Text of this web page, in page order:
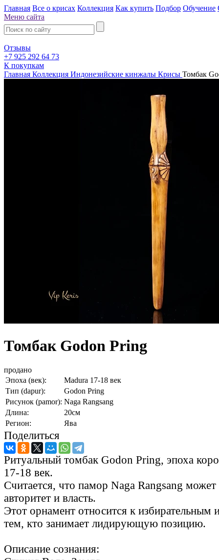
Главная Все о крисах Коллекция Как купить Подбор Обучение
Меню сайта
Отзывы
+7 925 292 64 73
К покупкам
Главная Коллекция Индонезийские кинжалы Крисы Томбак
Томбак Godon Pring
продано
Эпоха (век):
Madura 17-18 век
Тип (dapur):
Godon Pring
Рисунок (pamor): Naga Rangsang
Длина:
20см
Регион:
Ява
Поделиться
Ритуальный томбак Godon Pring, эпоха
17-18 век.
Считается, что памор Naga Rangsang может
авторитет и власть.
Этот орнамент относится к избирательным
тем, кто занимает лидирующую позицию.
Описание сознания: